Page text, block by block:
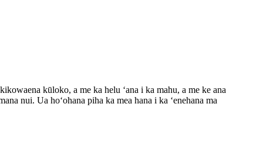
kūloko, a me ka helu ʻana i ka mahu, a me ke ana
nui. Ua hoʻohana piha ka mea hana i ka ʻenehana ma